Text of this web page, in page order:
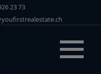
23 73